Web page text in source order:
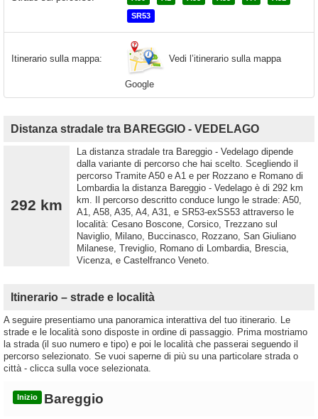
SR53
Itinerario sulla mappa: Vedi l’itinerario sulla mappa
Google
Distanza stradale tra BAREGGIO - VEDELAGO
292 km
La distanza stradale tra Bareggio - Vedelago dipende
dalla variante di percorso che hai scelto. Scegliendo il
percorso Tramite A50 e A1 e per Rozzano e Romano di
Lombardia la distanza Bareggio - Vedelago è di 292 km
km. Il percorso descritto conduce lungo le strade: A50,
A1, A58, A35, A4, A31, e SR53-exSS53 attraverso le
località: Cesano Boscone, Corsico, Trezzano sul
Naviglio, Milano, Buccinasco, Rozzano, San Giuliano
Milanese, Treviglio, Romano di Lombardia, Brescia,
Vicenza, e Castelfranco Veneto.
Itinerario – strade e località
A seguire presentiamo una panoramica interattiva del tuo itinerario. Le
strade e le località sono disposte in ordine di passaggio. Prima mostriamo
la strada (il suo numero e tipo) e poi le località che passerai seguendo il
percorso selezionato. Se vuoi saperne di più su una particolare strada o
città - clicca sulla voce selezionata.
Inizio Bareggio